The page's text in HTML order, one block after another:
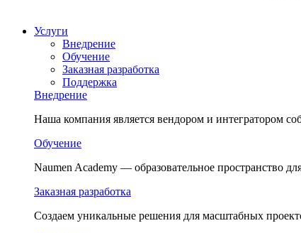
Услуги
Внедрение
Обучение
Заказная разработка
Поддержка
Внедрение
Наша компания является вендором и интегратором
Обучение
Naumen Academy — образовательное пространство
Заказная разработка
Создаем уникальные решения для масштабных